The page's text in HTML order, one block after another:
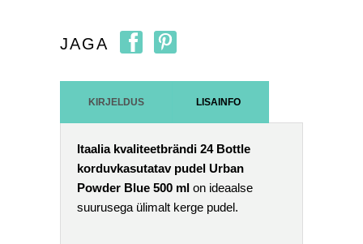
JAGA
KIRJELDUS LISAINFO
Itaalia kvaliteetbrändi 24 Bottle
korduvkasutatav pudel Urban
Powder Blue 500 ml on ideaalse
suurusega ülimalt kerge pudel.